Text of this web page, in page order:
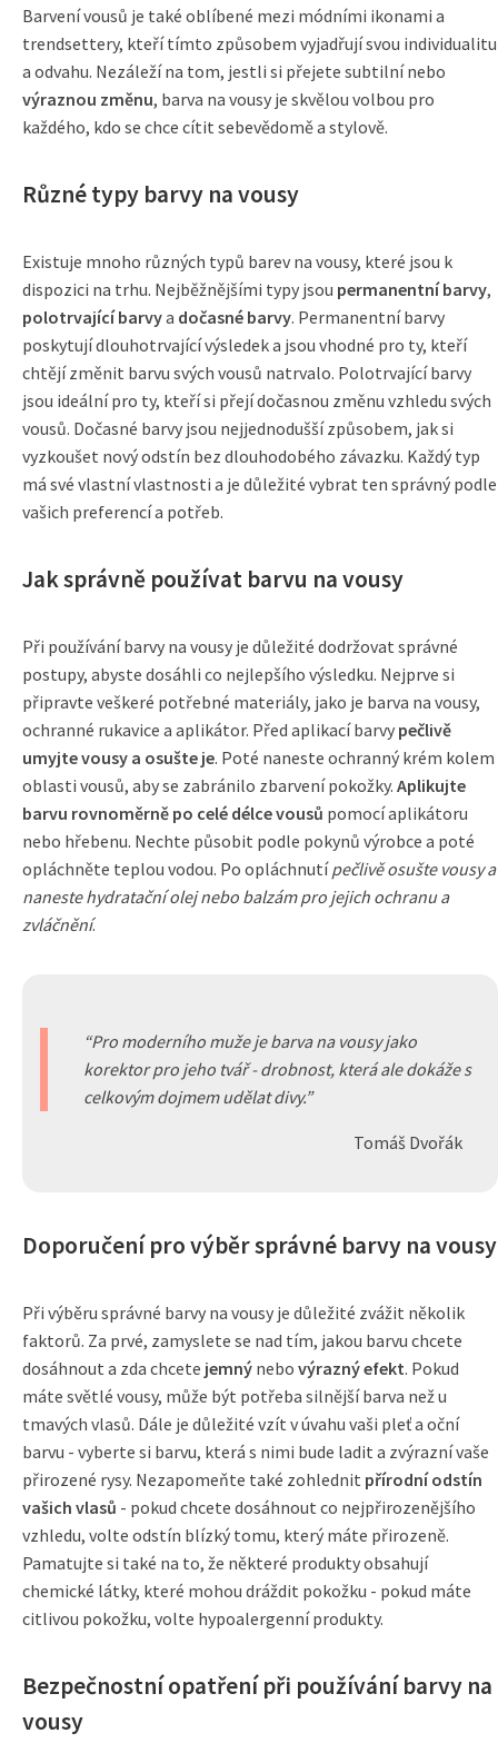
Barvení vousů je také oblíbené mezi módními ikonami a
trendsettery, kteří tímto způsobem vyjadřují svou individualitu
a odvahu. Nezáleží na tom, jestli si přejete subtilní nebo
výraznou změnu, barva na vousy je skvělou volbou pro
každého, kdo se chce cítit sebevědomě a stylově.
Různé typy barvy na vousy
Existuje mnoho různých typů barev na vousy, které jsou k
dispozici na trhu. Nejběžnějšími typy jsou permanentní barvy,
polotrvající barvya dočasné barvy. Permanentní barvy
poskytují dlouhotrvající výsledek a jsou vhodné pro ty, kteří
chtějí změnit barvu svých vousů natrvalo. Polotrvající barvy
jsou ideální pro ty, kteří si přejí dočasnou změnu vzhledu svých
vousů. Dočasné barvy jsou nejjednodušší způsobem, jak si
vyzkoušet nový odstín bez dlouhodobého závazku. Každý typ
má své vlastní vlastnosti a je důležité vybrat ten správný podle
vašich preferencí a potřeb.
Jak správně používat barvu na vousy
Při používání barvy na vousy je důležité dodržovat správné
postupy, abyste dosáhli co nejlepšího výsledku. Nejprve si
připravte veškeré potřebné materiály, jako je barva na vousy,
ochranné rukavice a aplikátor. Před aplikací barvy pečlivě
umyjte vousy a osušte je. Poté naneste ochranný krém kolem
oblasti vousů, aby se zabránilo zbarvení pokožky. Aplikujte
barvu rovnoměrně po celé délce vousů pomocí aplikátoru
nebo hřebenu. Nechte působit podle pokynů výrobce a poté
opláchněte teplou vodou. Po opláchnutípečlivě osušte vousy a
naneste hydratační olej nebo balzám pro jejich ochranu a
zvláčnění.
Pro moderního muže je barva na vousy jako
korektor pro jeho tvář - drobnost, která ale dokáže s
celkovým dojmem udělat divy.
Tomáš Dvořák
Doporučení pro výběr správné barvy na vousy
Při výběru správné barvy na vousy je důležité zvážit několik
faktorů. Za prvé, zamyslete se nad tím, jakou barvu chcete
dosáhnout a zda chcete jemný nebo výrazný efekt. Pokud
máte světlé vousy, může být potřeba silnější barva než u
tmavých vlasů. Dále je důležité vzít v úvahu vaši pleť a oční
barvu - vyberte si barvu, která s nimi bude ladit a zvýrazní vaše
přirozené rysy. Nezapomeňte také zohlednit přírodní odstín
vašich vlasů - pokud chcete dosáhnout co nejpřirozenějšího
vzhledu, volte odstín blízký tomu, který máte přirozeně.
Pamatujte si také na to, že některé produkty obsahují
chemické látky, které mohou dráždit pokožku - pokud máte
citlivou pokožku, volte hypoalergenní produkty.
Bezpečnostní opatření při používání barvy na
vousy